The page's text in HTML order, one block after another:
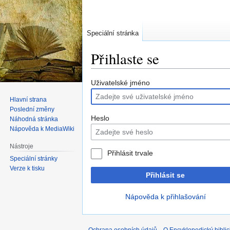
Přihlaste se
Skočit
na
navigaci
Skočit
na
vyhledávání
Uživatelské jméno
Heslo
Přihlásit trvale
Přihlásit se
Nápověda k přihlašování
Speciální stránka
Hlavní strana
Poslední změny
Náhodná stránka
Nápověda k MediaWiki
Nástroje
Speciální stránky
Verze k tisku